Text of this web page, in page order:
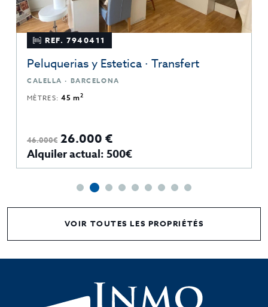
REF. 7940411
Peluquerias y Estetica · Transfert
CALELLA · BARCELONA
MÈTRES:45 m2
46.000€ 26.000 €
Alquiler actual: 500€
VOIR TOUTES LES PROPRIÉTÉS